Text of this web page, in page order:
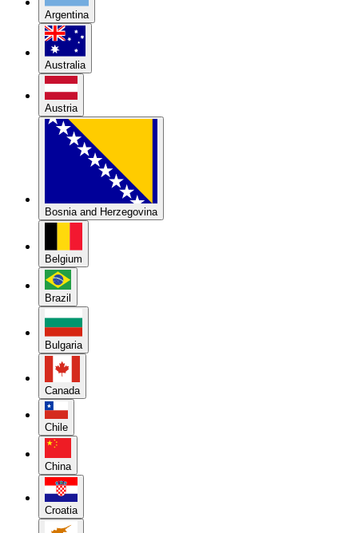
Argentina
Australia
Austria
Bosnia and Herzegovina
Belgium
Brazil
Bulgaria
Canada
Chile
China
Croatia